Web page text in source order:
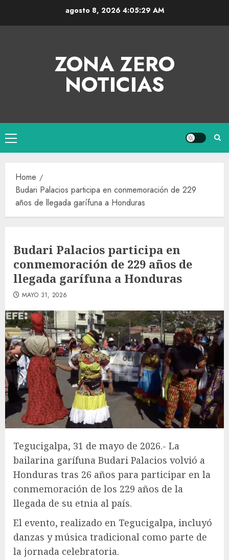
agosto 8, 2026 4:05:30 AM
ZONA ZERO
NOTICIAS
Home
Budari Palacios participa en conmemoración de 229
años de llegada garífuna a Honduras
Budari Palacios participa en
conmemoración de 229 años de
llegada garífuna a Honduras
MAYO 31, 2026
Tegucigalpa, 31 de mayo de 2026.- La
bailarina garífuna Budari Palacios volvió a
Honduras tras 26 años para participar en la
conmemoración de los 229 años de la
llegada de su etnia al país.
El evento, realizado en Tegucigalpa, incluyó
danzas y música tradicional como parte de
la jornada celebratoria.